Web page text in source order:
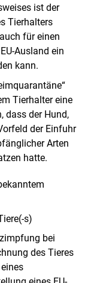
ist der
Tierhalters
für einen
Ausland ein
kann.
Tierhalter eine
dass der Hund,
der Einfuhr
Arten
hatte.
s)
bei
des Tieres